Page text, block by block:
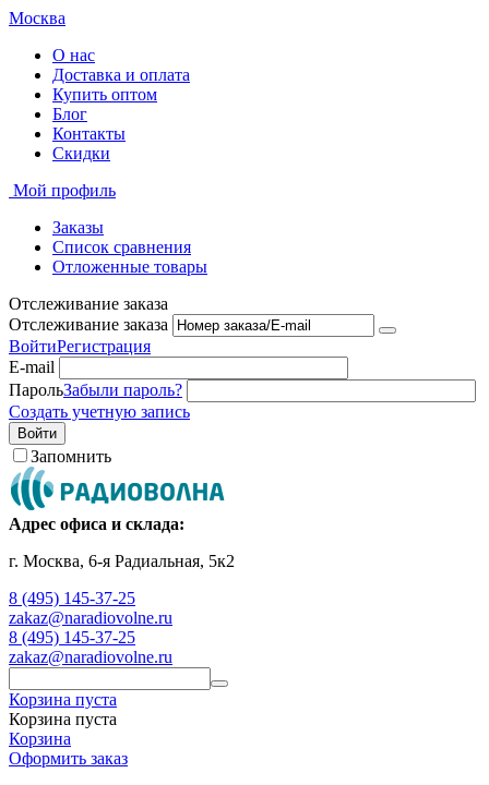
Москва
О нас
Доставка и оплата
Купить оптом
Блог
Контакты
Скидки
Мой профиль
Заказы
Список сравнения
Отложенные товары
Отслеживание заказа
Отслеживание заказа
ВойтиРегистрация
E-mail
ПарольЗабыли пароль?
Создать учетную запись
Войти
Запомнить
Адрес офиса и склада:
г. Москва, 6-я Радиальная, 5к2
8 (495) 145-37-25
zakaz@naradiovolne.ru
8 (495) 145-37-25
zakaz@naradiovolne.ru
Корзина пуста
Корзина пуста
Корзина
Оформить заказ